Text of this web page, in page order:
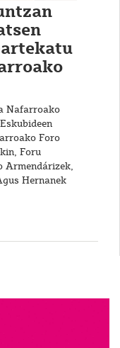
Nafarroako
Foro
Foru
Armendárizek,
Hernanek